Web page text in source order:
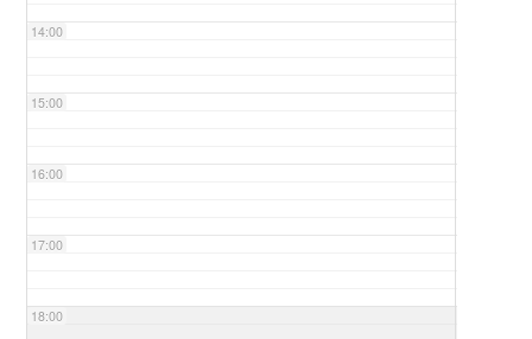
14:00
15:00
16:00
17:00
18:00